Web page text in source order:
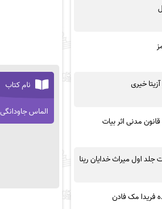
نام کتاب
الماس جاودانگی
خیری
مدنی اثر بیات
جلد اول میراث خدایان رینا
فریدا مک فادن